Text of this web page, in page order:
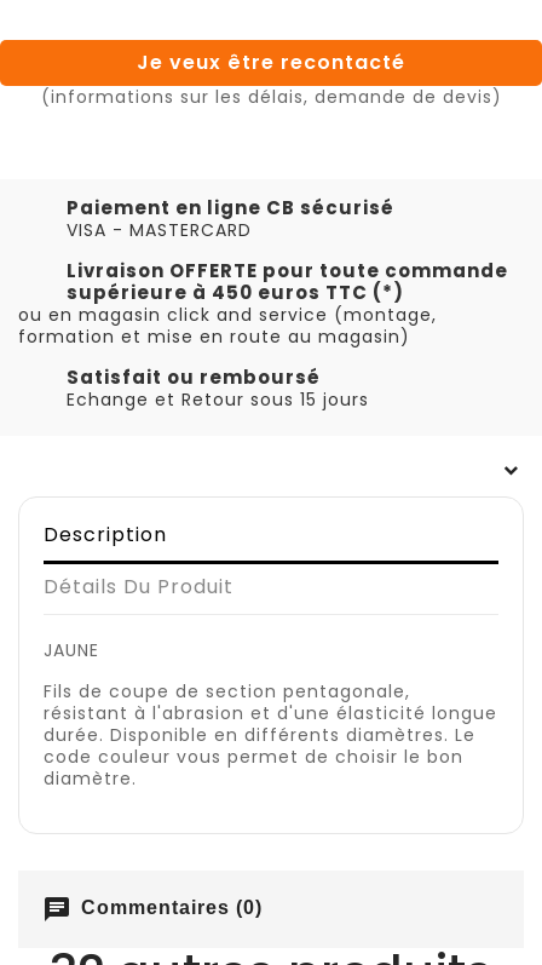
Je veux être recontacté
(informations sur les délais, demande de devis)
Paiement en ligne CB sécurisé
VISA - MASTERCARD
Livraison OFFERTE pour toute commande
supérieure à 450 euros TTC (*)
ou en magasin click and service (montage,
formation et mise en route au magasin)
Satisfait ou remboursé
Echange et Retour sous 15 jours
Description
Détails Du Produit
JAUNE
Fils de coupe de section pentagonale,
résistant à l'abrasion et d'une élasticité longue
durée. Disponible en différents diamètres. Le
code couleur vous permet de choisir le bon
diamètre.
chat Commentaires (0)